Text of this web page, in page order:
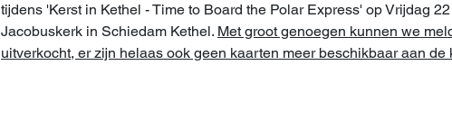
tijdens 'Kerst in Kethel - Time to Board the Polar Express' op Vrijdag
Jacobuskerk in Schiedam Kethel. Met groot genoegen kunnen we
uitverkocht, er zijn helaas ook geen kaarten meer beschikbaar aan de